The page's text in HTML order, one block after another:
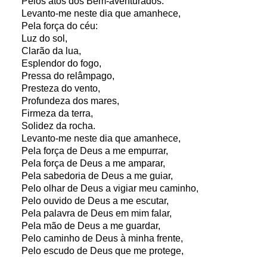
Levanto-me neste dia que amanhece,
Pela força do céu:
Luz do sol,
Clarão da lua,
Esplendor do fogo,
Pressa do relâmpago,
Presteza do vento,
Profundeza dos mares,
Firmeza da terra,
Solidez da rocha.
Levanto-me neste dia que amanhece,
Pela força de Deus a me empurrar,
Pela força de Deus a me amparar,
Pela sabedoria de Deus a me guiar,
Pelo olhar de Deus a vigiar meu caminho,
Pelo ouvido de Deus a me escutar,
Pela palavra de Deus em mim falar,
Pela mão de Deus a me guardar,
Pelo caminho de Deus à minha frente,
Pelo escudo de Deus que me protege,